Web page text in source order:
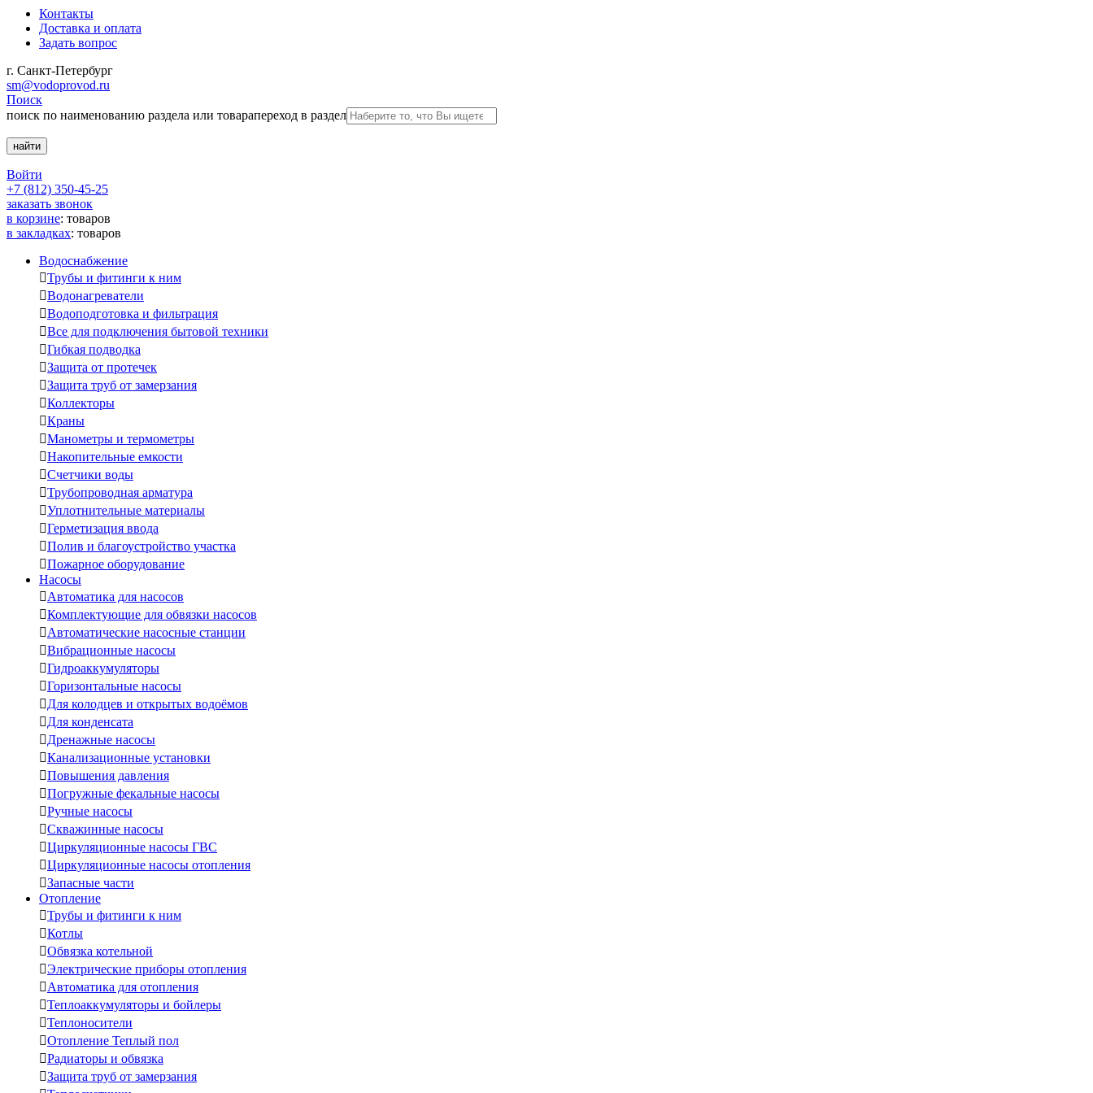
Контакты
Доставка и оплата
Задать вопрос
г. Санкт-Петербург
sm@vodoprovod.ru
Поиск
поиск по наименованию раздела или товарапереход в раздел
Войти
+7 (812) 350-45-25
заказать звонок
в корзине: товаров
в закладках: товаров
Водоснабжение
Трубы и фитинги к ним
Водонагреватели
Водоподготовка и фильтрация
Все для подключения бытовой техники
Гибкая подводка
Защита от протечек
Защита труб от замерзания
Коллекторы
Краны
Манометры и термометры
Накопительные емкости
Счетчики воды
Трубопроводная арматура
Уплотнительные материалы
Герметизация ввода
Полив и благоустройство участка
Пожарное оборудование
Насосы
Автоматика для насосов
Комплектующие для обвязки насосов
Автоматические насосные станции
Вибрационные насосы
Гидроаккумуляторы
Горизонтальные насосы
Для колодцев и открытых водоёмов
Для конденсата
Дренажные насосы
Канализационные установки
Повышения давления
Погружные фекальные насосы
Ручные насосы
Скважинные насосы
Циркуляционные насосы ГВС
Циркуляционные насосы отопления
Запасные части
Отопление
Трубы и фитинги к ним
Котлы
Обвязка котельной
Электрические приборы отопления
Автоматика для отопления
Теплоаккумуляторы и бойлеры
Теплоносители
Отопление Теплый пол
Радиаторы и обвязка
Защита труб от замерзания